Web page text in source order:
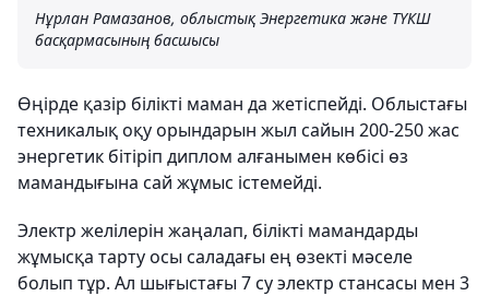
Нұрлан Рамазанов, облыстық Энергетика және ТҮКШ
басқармасының басшысы
Өңірде қазір білікті маман да жетіспейді. Облыстағы
техникалық оқу орындарын жыл сайын 200-250 жас
энергетик бітіріп диплом алғанымен көбісі өз
мамандығына сай жұмыс істемейді.
Электр желілерін жаңалап, білікті мамандарды
жұмысқа тарту осы саладағы ең өзекті мәселе
болып тұр. Ал шығыстағы 7 су электр стансасы мен 3